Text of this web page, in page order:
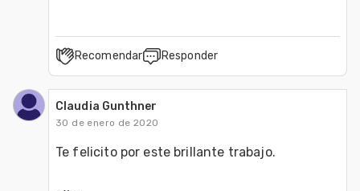
Recomendar Responder
Claudia Gunthner
30 de enero de 2020
Te felicito por este brillante trabajo.